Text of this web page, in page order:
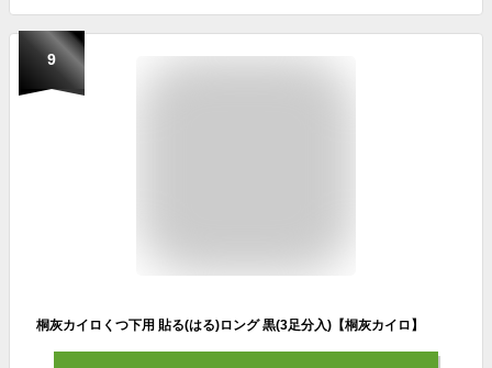
9
桐灰カイロくつ下用 貼る(はる)ロング 黒(3足分入)【桐灰カイロ】